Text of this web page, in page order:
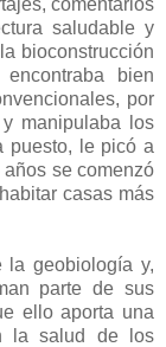
saludable y
bioconstrucción
bien
por
manipulaba los
puesto, le picó a
se comenzó
casas más
la geobiología y,
parte de sus
ello aporta una
la salud de los